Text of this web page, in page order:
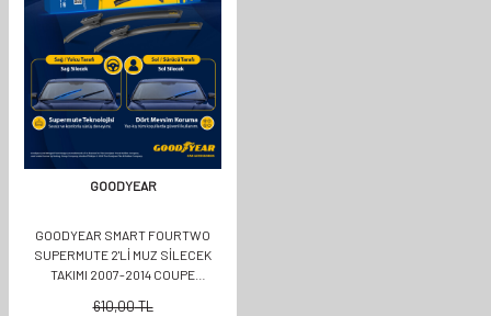
GOODYEAR
GOODYEAR SMART FOURTWO
SUPERMUTE 2'LI MUZ SILECEK
TAKIMI 2007-2014 COUPE
610,00TL